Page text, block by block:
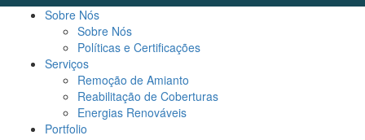
Sobre Nós
Sobre Nós
Políticas e Certificações
Serviços
Remoção de Amianto
Reabilitação de Coberturas
Energias Renováveis
Portfolio